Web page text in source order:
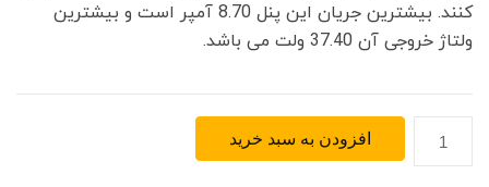
کنند. بیشترین جریان این پنل 8.70 آمپر است و بیشترین
ولتاژ خروجی آن 37.40 ولت می باشد.
خورشیدی
افزودن به سبد خرید